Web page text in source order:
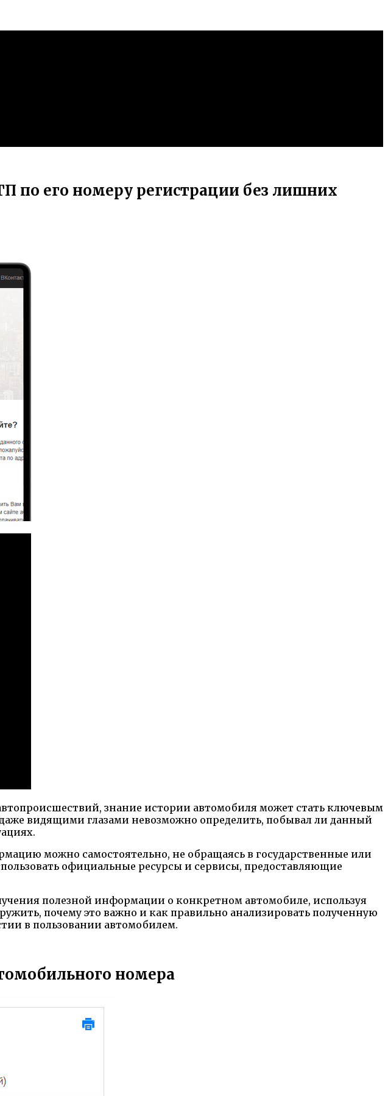
по его номеру регистрации без лишних
знание истории автомобиля может стать ключевым
видящими глазами невозможно определить, побывал ли данный
можно самостоятельно, не обращаясь в государственные или
официальные ресурсы и сервисы, предоставляющие
полезной информации о конкретном автомобиле, используя
почему это важно и как правильно анализировать полученную
в пользовании автомобилем.
номера